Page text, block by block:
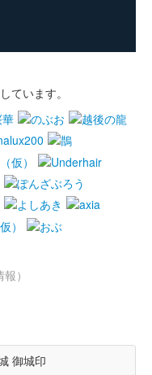
ています。
）
御城印